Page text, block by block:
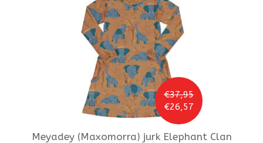
€37,95
€26,57
Meyadey (Maxomorra) jurk Elephant Clan